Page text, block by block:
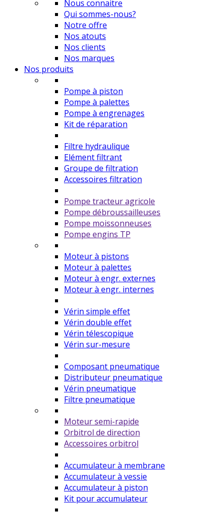
Nous connaitre
Qui sommes-nous?
Notre offre
Nos atouts
Nos clients
Nos marques
Nos produits
Pompe à piston
Pompe à palettes
Pompe à engrenages
Kit de réparation
Filtre hydraulique
Elément filtrant
Groupe de filtration
Accessoires filtration
Pompe tracteur agricole
Pompe débroussailleuses
Pompe moissonneuses
Pompe engins TP
Moteur à pistons
Moteur à palettes
Moteur à engr. externes
Moteur à engr. internes
Vérin simple effet
Vérin double effet
Vérin télescopique
Vérin sur-mesure
Composant pneumatique
Distributeur pneumatique
Vérin pneumatique
Filtre pneumatique
Moteur semi-rapide
Orbitrol de direction
Accessoires orbitrol
Accumulateur à membrane
Accumulateur à vessie
Accumulateur à piston
Kit pour accumulateur